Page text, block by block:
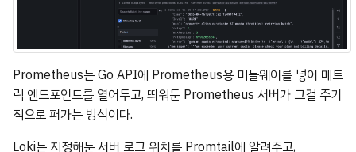
Prometheus는 Go API에 Prometheus용 미들웨어를 넣어 메트
릭 엔드포인트를 열어두고, 띄워둔 Prometheus 서버가 그걸 주기
적으로 퍼가는 방식이다.
Loki는 지정해둔 서버 로그 위치를 Promtail에 알려주고,